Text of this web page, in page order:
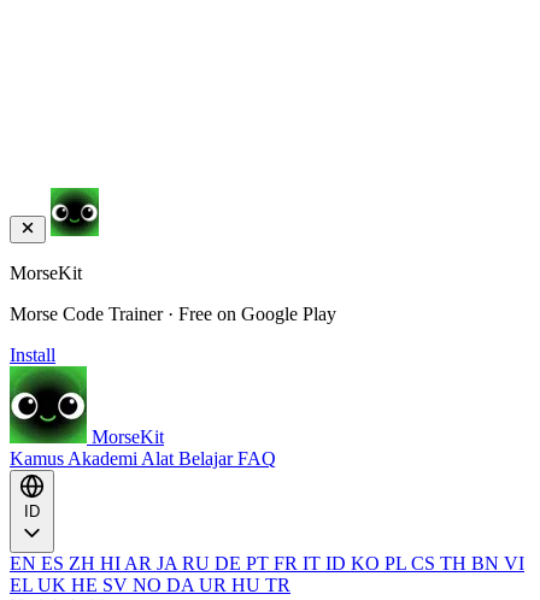
MorseKit
Morse Code Trainer · Free on Google Play
Install
MorseKit
Kamus Akademi Alat BelajarFAQ
EN ES ZH HI AR JA RU DE PT FR IT ID KO PL CS TH BN VI
EL UK HE SV NO DA UR HU TR